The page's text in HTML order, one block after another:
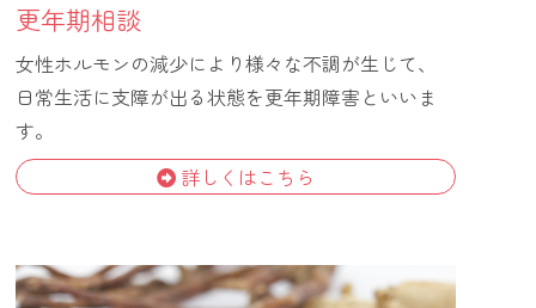
更年期相談
女性ホルモンの減少により様々な不調が生じて、
日常生活に支障が出る状態を更年期障害といいま
す。
詳しくはこちら